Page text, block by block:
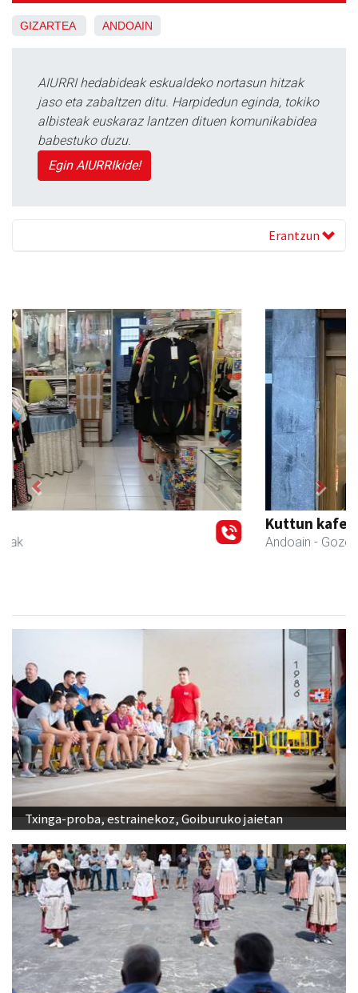
GIZARTEA ANDOAIN
AIURRI hedabideak eskualdeko nortasun hitzak
jaso eta zabaltzen ditu. Harpidedun eginda, tokiko
albisteak euskaraz lantzen dituen komunikabidea
babestuko duzu.
Egin AIURRIkide!
Erantzun
Andoain
Previous Next
Txinga-proba, estrainekoz, Goiburuko jaietan